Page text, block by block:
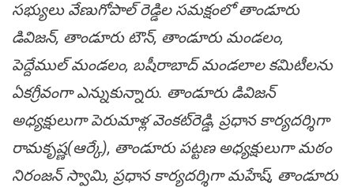
స‌భ్యులు వేణుగోపాల్ రెడ్డిల స‌మ‌క్షంలో తాండూరు
డివిజ‌న్, తాండూరు టౌన్, తాండూరు మండ‌లం,
పెద్దేముల్ మండ‌లం, బ‌షీరాబాద్ మండ‌లాల క‌మిటీల‌ను
ఏక‌గ్రీవంగా ఎన్నుకున్నారు. తాండూరు డివిజ‌న్
అధ్య‌క్షులుగా పెరుమాళ్ల వెంక‌ట్‌రెడ్డి, ప్ర‌ధాన కార్య‌ద‌ర్శిగా
రామ‌కృష్ణ‌(ఆర్కే), తాండూరు ప‌ట్ట‌ణ అధ్య‌క్షులుగా మ‌ఠం
నిరంజ‌న్ స్వామి, ప్ర‌ధాన కార్య‌ద‌ర్శిగా మ‌హేష్, తాండూరు